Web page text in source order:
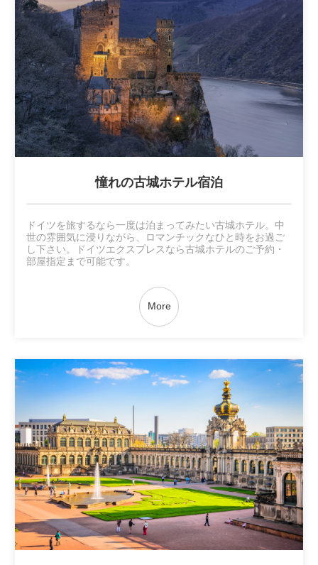
憧れの古城ホテル宿泊
ドイツを旅するなら一度は泊まってみたい古城ホテル。中
世の雰囲気に浸りながら、ロマンチックなひと時をお過ご
し下さい。ドイツエクスプレスなら古城ホテルのご予約・
部屋指定まで可能です。
More